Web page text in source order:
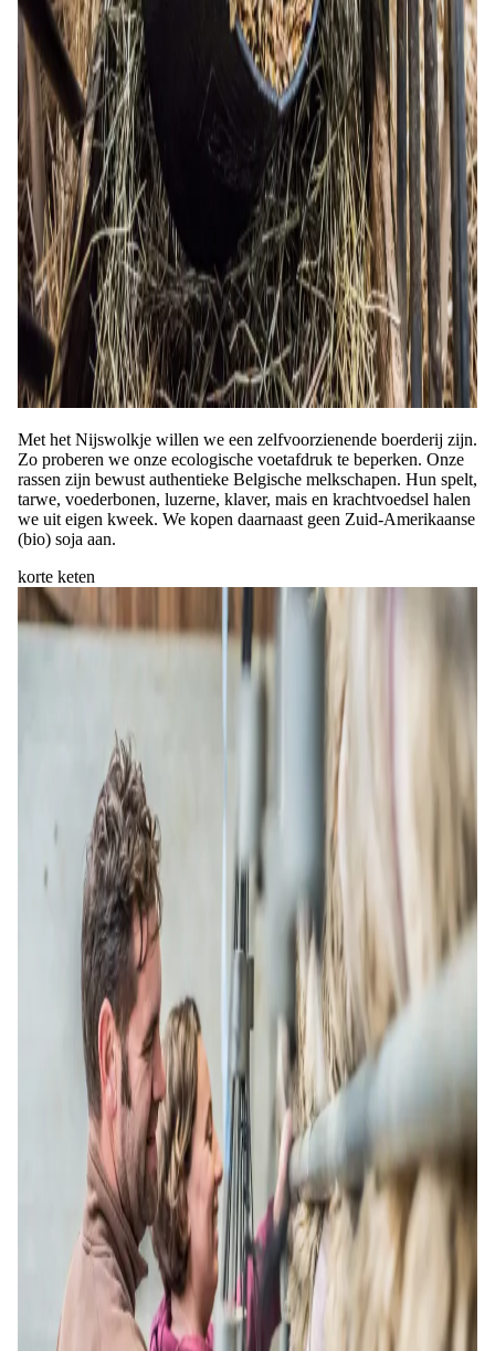
Met het Nijswolkje willen we een zelfvoorzienende boerderij zijn.
Zo proberen we onze ecologische voetafdruk te beperken. Onze
rassen zijn bewust authentieke Belgische melkschapen. Hun spelt,
tarwe, voederbonen, luzerne, klaver, mais en krachtvoedsel halen
we uit eigen kweek. We kopen daarnaast geen Zuid-Amerikaanse
(bio) soja aan.
korte keten